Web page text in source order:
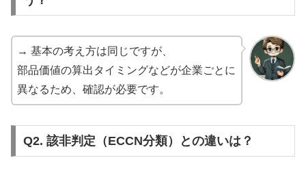
→ 基本の考え方は同じですが、
部品価値の算出タイミングなどが企業ごとに
異なるため、確認が必要です。
Q2. 該非判定（ECCN分類）との違いは？